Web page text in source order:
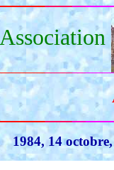
Association
1984, 14